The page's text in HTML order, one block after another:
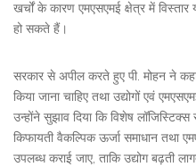
खर्चों के कारण एमएसएमई क्षेत्र में
हो सकते हैं।
सरकार से अपील करते हुए पी. मोहन ने
किया जाना चाहिए तथा उद्योगों एवं
उन्होंने सुझाव दिया कि विशेष
किफायती वैकल्पिक ऊर्जा समाधान तथा
उपलब्ध कराई जाए, ताकि उद्योग बढ़ती